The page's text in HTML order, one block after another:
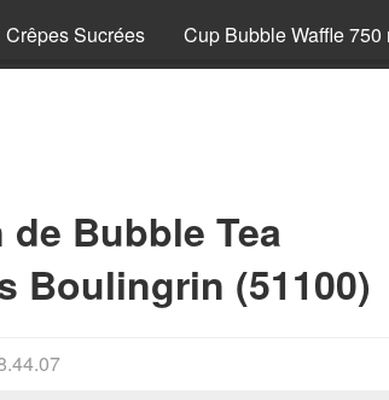
Crêpes Sucrées Cup Bubble Waffle 750
Bubble Tea
Boulingrin (51100)